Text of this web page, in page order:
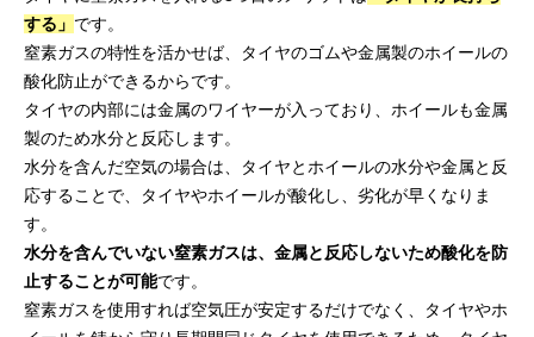
する」 です。
窒素ガスの特性を活かせば、タイヤのゴムや金属製のホイールの
酸化防止ができるからです。
タイヤの内部には金属のワイヤーが入っており、ホイールも金属
製のため水分と反応します。
水分を含んだ空気の場合は、タイヤとホイールの水分や金属と反
応することで、タイヤやホイールが酸化し、劣化が早くなりま
す。
水分を含んでいない窒素ガスは、金属と反応しないため酸化を防
止することが可能です。
窒素ガスを使用すれば空気圧が安定するだけでなく、タイヤやホ